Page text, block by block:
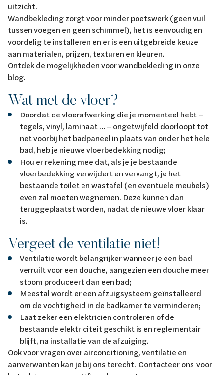
uitzicht.
Wandbekleding zorgt voor minder poetswerk (geen vuil
tussen voegen en geen schimmel), het is eenvoudig en
voordelig te installeren en er is een uitgebreide keuze
aan materialen, prijzen, texturen en kleuren.
Ontdek de mogelijkheden voor wandbekleding in onze
blog.
Wat met de vloer?
Doordat de vloerafwerking die je momenteel hebt –
tegels, vinyl, laminaat … – ongetwijfeld doorloopt tot
net voorbij het badpaneel in plaats van onder het hele
bad, heb je nieuwe vloerbedekking nodig;
Hou er rekening mee dat, als je je bestaande
vloerbedekking verwijdert en vervangt, je het
bestaande toilet en wastafel (en eventuele meubels)
even zal moeten wegnemen. Deze kunnen dan
teruggeplaatst worden, nadat de nieuwe vloer klaar
is.
Vergeet de ventilatie niet!
Ventilatie wordt belangrijker wanneer je een bad
verruilt voor een douche, aangezien een douche meer
stoom produceert dan een bad;
Meestal wordt er een afzuigsysteem geïnstalleerd
om de vochtigheid in de badkamer te verminderen;
Laat zeker een elektricien controleren of de
bestaande elektriciteit geschikt is en reglementair
blijft, na installatie van de afzuiging.
Ook voor vragen over airconditioning, ventilatie en
aanverwanten kan je bij ons terecht. Contacteer ons voor